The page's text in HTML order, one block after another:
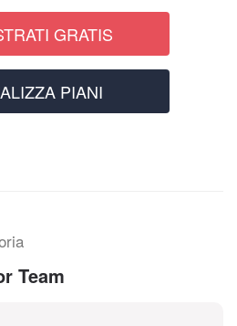
GRATIS
PIANI
Team